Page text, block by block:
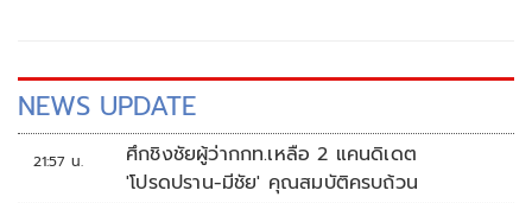
NEWS UPDATE
21:57 น.
ศึกชิงชัยผู้ว่ากกท.เหลือ 2 แคนดิเดต
'โปรดปราน-มีชัย' คุณสมบัติครบถ้วน